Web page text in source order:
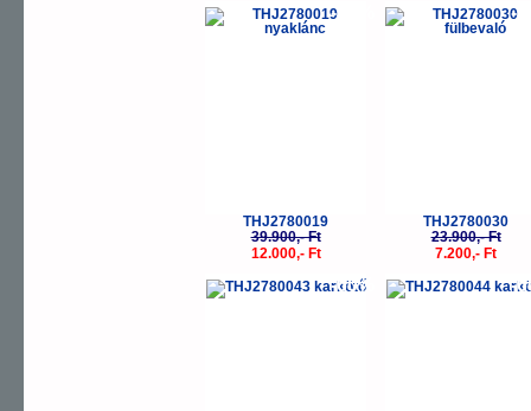
-70%
THJ2780019
39.900,- Ft
12.000,- Ft
-
THJ2780030
23.900,- Ft
7.200,- Ft
-60% -